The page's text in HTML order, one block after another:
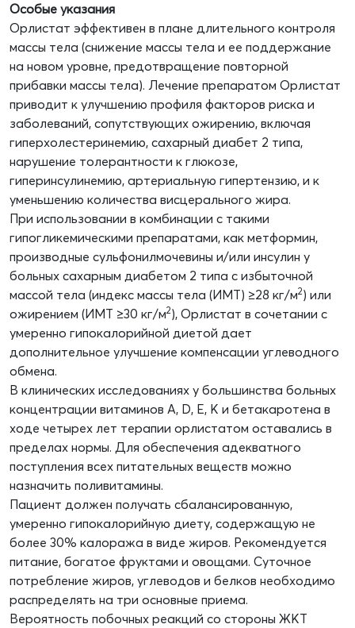
Особые указания
Орлистат эффективен в плане длительного контроля
массы тела (снижение массы тела и ее поддержание
на новом уровне, предотвращение повторной
прибавки массы тела). Лечение препаратом Орлистат
приводит к улучшению профиля факторов риска и
заболеваний, сопутствующих ожирению, включая
гиперхолестеринемию, сахарный диабет 2 типа,
нарушение толерантности к глюкозе,
гиперинсулинемию, артериальную гипертензию, и к
уменьшению количества висцерального жира.
При использовании в комбинации с такими
гипогликемическими препаратами, как метформин,
производные сульфонилмочевины и/или инсулин у
больных сахарным диабетом 2 типа с избыточной
массой тела (индекс массы тела (ИМТ) ≥28 кг/м2) или
ожирением (ИМТ ≥30 кг/м2), Орлистат в сочетании с
умеренно гипокалорийной диетой дает
дополнительное улучшение компенсации углеводного
обмена.
В клинических исследованиях у большинства больных
концентрации витаминов A, D, E, К и бетакаротена в
ходе четырех лет терапии орлистатом оставались в
пределах нормы. Для обеспечения адекватного
поступления всех питательных веществ можно
назначить поливитамины.
Пациент должен получать сбалансированную,
умеренно гипокалорийную диету, содержащую не
более 30% калоража в виде жиров. Рекомендуется
питание, богатое фруктами и овощами. Суточное
потребление жиров, углеводов и белков необходимо
распределять на три основные приема.
Вероятность побочных реакций со стороны ЖКТ